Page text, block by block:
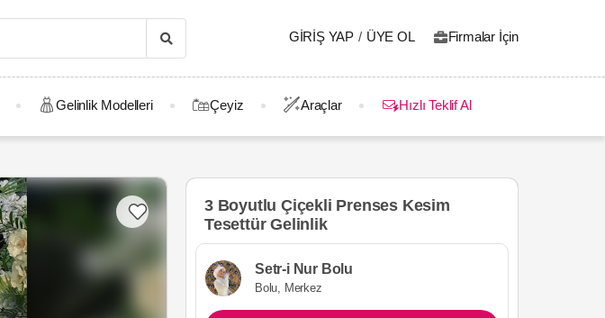
GIRIŞ YAP / ÜYE OL Firmalar İçin
Gelinlik Modelleri Çeyiz Araçlar Hızlı Teklif Al
3 Boyutlu Çiçekli Prenses Kesim
Tesettür Gelinlik
Setr-i Nur Bolu
Bolu, Merkez